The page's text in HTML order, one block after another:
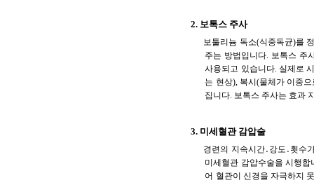
2. 보톡스 주사
보툴리늄 독소(식중독균)를
주는 방법입니다. 보톡스 주
사용되고 있습니다. 실제로
는 현상), 복시(물체가 이중
집니다. 보톡스 주사는 효과
3. 미세혈관 감압술
경련의 지속시간․강도․횟수
미세혈관 감압수술을 시행
어 혈관이 신경을 자극하지